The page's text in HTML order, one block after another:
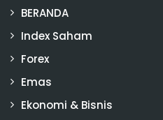
BERANDA
Index Saham
Forex
Emas
Ekonomi & Bisnis